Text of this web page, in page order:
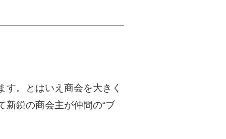
。とはいえ商会を大きく
新鋭の商会主が仲間の“ブ